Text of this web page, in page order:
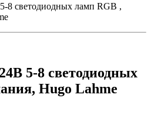
8 светодиодных ламп RGB ,
5-8 светодиодных
Hugo Lahme